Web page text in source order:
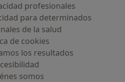
profesionales
para determinados
de la salud
de cookies
los resultados
somos